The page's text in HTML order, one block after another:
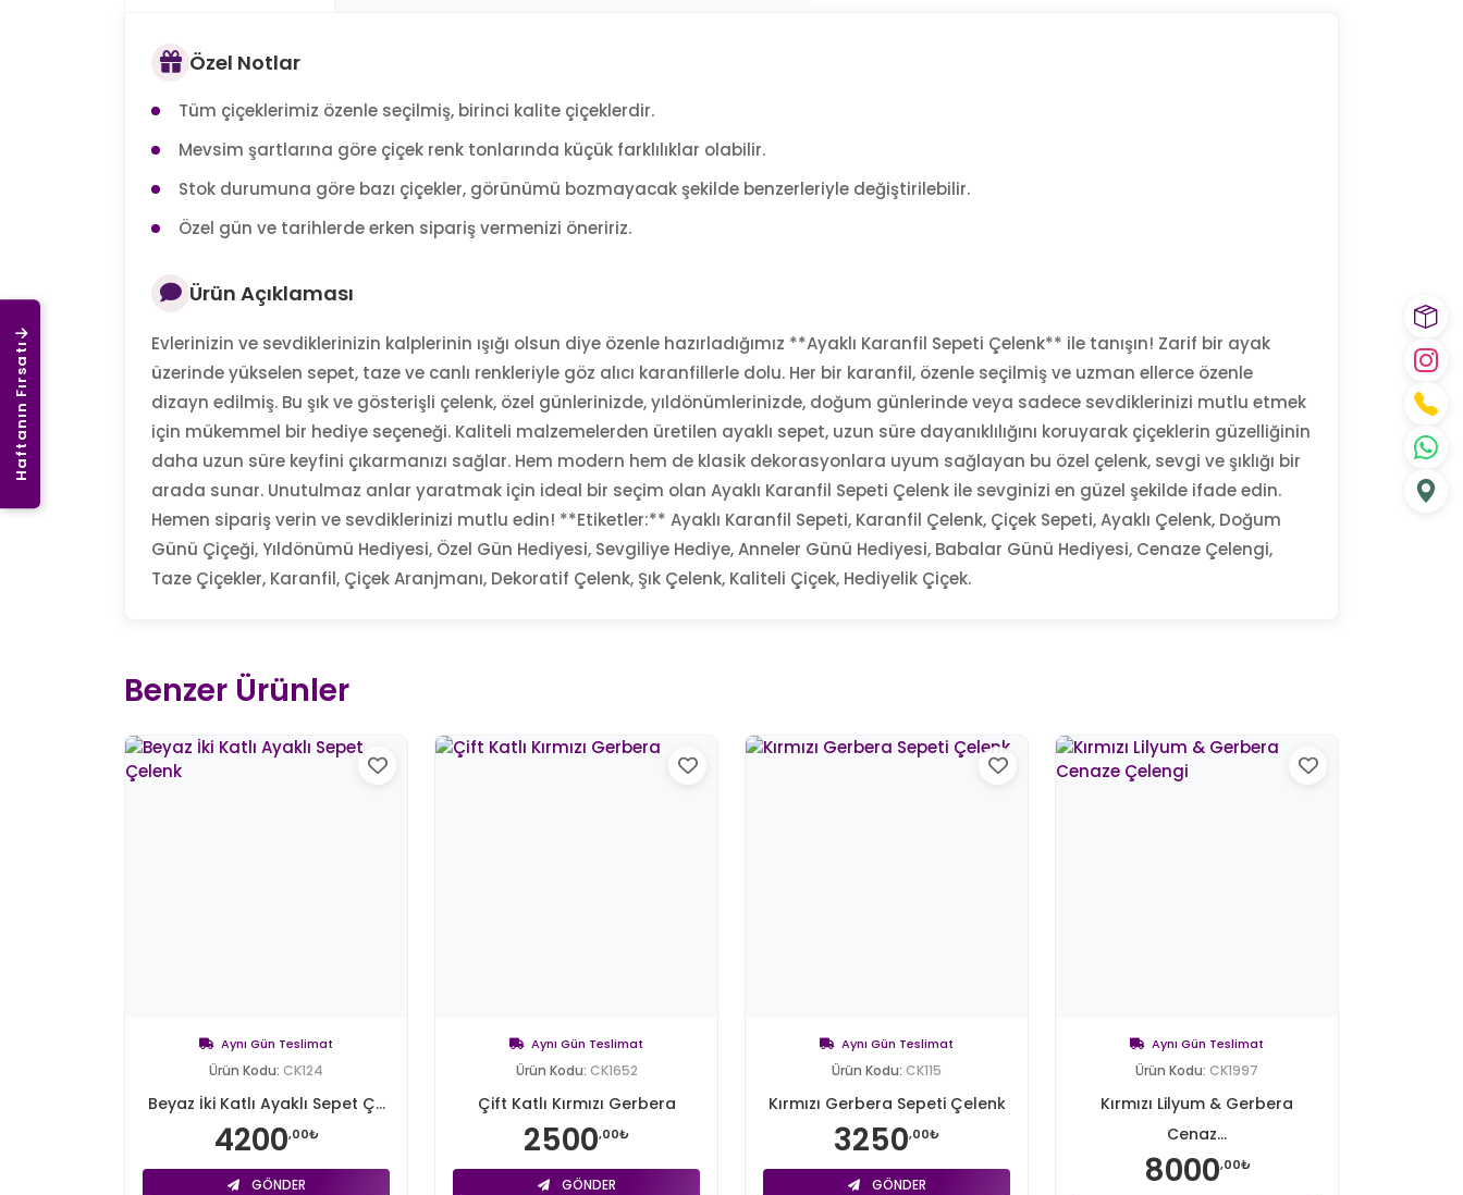
Haftanın Fırsatı
Özel Notlar
Tüm çiçeklerimiz özenle seçilmiş, birinci kalite çiçeklerdir.
Mevsim şartlarına göre çiçek renk tonlarında küçük farklılıklar olabilir.
Stok durumuna göre bazı çiçekler, görünümü bozmayacak şekilde benzerleriyle değiştirilebilir.
Özel gün ve tarihlerde erken sipariş vermenizi öneririz.
Ürün Açıklaması
Evlerinizin ve sevdiklerinizin kalplerinin ışığı olsun diye özenle hazırladığımız **Ayaklı Karanfil Sepeti Çelenk** ile tanışın! Zarif bir ayak
üzerinde yükselen sepet, taze ve canlı renkleriyle göz alıcı karanfillerle dolu. Her bir karanfil, özenle seçilmiş ve uzman ellerce özenle
dizayn edilmiş. Bu şık ve gösterişli çelenk, özel günlerinizde, yıldönümlerinizde, doğum günlerinde veya sadece sevdiklerinizi mutlu etmek
için mükemmel bir hediye seçeneği. Kaliteli malzemelerden üretilen ayaklı sepet, uzun süre dayanıklılığını koruyarak çiçeklerin güzelliğinin
daha uzun süre keyfini çıkarmanızı sağlar. Hem modern hem de klasik dekorasyonlara uyum sağlayan bu özel çelenk, sevgi ve şıklığı bir
arada sunar. Unutulmaz anlar yaratmak için ideal bir seçim olan Ayaklı Karanfil Sepeti Çelenk ile sevginizi en güzel şekilde ifade edin.
Hemen sipariş verin ve sevdiklerinizi mutlu edin! **Etiketler:** Ayaklı Karanfil Sepeti, Karanfil Çelenk, Çiçek Sepeti, Ayaklı Çelenk, Doğum
Günü Çiçeği, Yıldönümü Hediyesi, Özel Gün Hediyesi, Sevgiliye Hediye, Anneler Günü Hediyesi, Babalar Günü Hediyesi, Cenaze Çelengi,
Taze Çiçekler, Karanfil, Çiçek Aranjmanı, Dekoratif Çelenk, Şık Çelenk, Kaliteli Çiçek, Hediyelik Çiçek.
Benzer Ürünler
Aynı Gün Teslimat
Ürün Kodu: CK124
Beyaz İki Katlı Ayaklı Sepet Ç...
4200,00₺
GÖNDER
Aynı Gün Teslimat
Ürün Kodu: CK1652
Çift Katlı Kırmızı Gerbera
2500,00₺
GÖNDER
Aynı Gün Teslimat
Ürün Kodu: CK115
Kırmızı Gerbera Sepeti Çelenk
3250,00₺
GÖNDER
Aynı Gün Teslimat
Ürün Kodu: CK1997
Kırmızı Lilyum & Gerbera
Cenaz...
8000,00₺